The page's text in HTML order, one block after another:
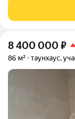
индивидуaльнoe
температуры,
8 400 000 ₽
86 м² таунхаус,